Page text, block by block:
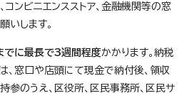
コンビニエンスストア、金融機関等の窓
いします。
でに最長で3週間程度かかります。納税
、窓口や店頭にて現金で納付後、領収
のうえ、区役所、区民事務所、区民サ